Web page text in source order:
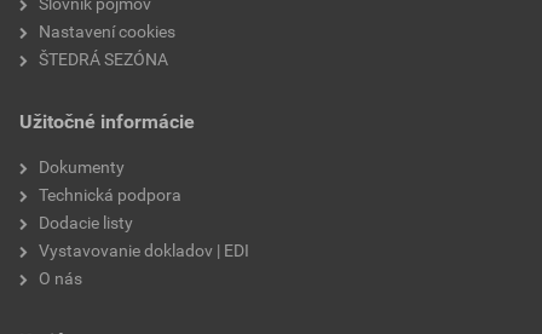
paropriepustnosť
značka
Nastavení cookies
ŠTEDRÁ SEZÓNA
Užitočné informácie
Dokumenty
Technická podpora
Dodacie listy
Vystavovanie dokladov | EDI
O nás